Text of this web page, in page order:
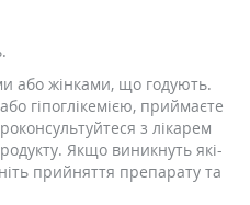
або жінками, що годують.
гіпоглікемією, приймаєте
з лікарем
Якщо виникнуть які-
прийняття препарату та